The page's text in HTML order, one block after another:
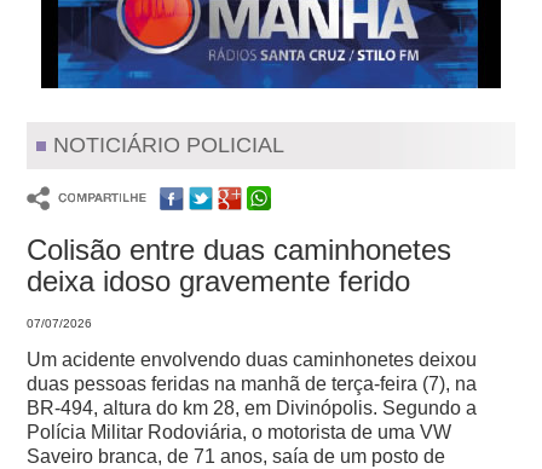
NOTICIÁRIO POLICIAL
Colisão entre duas caminhonetes
deixa idoso gravemente ferido
07/07/2026
Um acidente envolvendo duas caminhonetes deixou
duas pessoas feridas na manhã de terça-feira (7), na
BR-494, altura do km 28, em Divinópolis. Segundo a
Polícia Militar Rodoviária, o motorista de uma VW
Saveiro branca, de 71 anos, saía de um posto de